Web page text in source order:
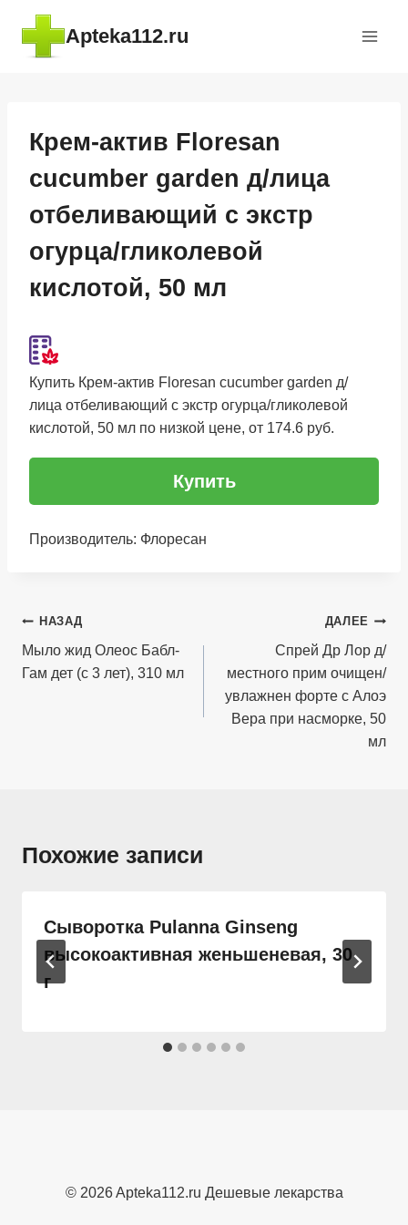
Перейти
содержимому
Apteka112.ru
Крем-актив Floresan
cucumber garden д/лица
отбеливающий с экстр
огурца/гликолевой
кислотой, 50 мл
Купить Крем-актив Floresan cucumber garden д/
лица отбеливающий с экстр огурца/гликолевой
кислотой, 50 мл по низкой цене, от 174.6 руб.
Купить
Производитель: Флоресан
Навигация
по
записям
НАЗАД
Мыло жид Олеос Бабл-
Гам дет (с 3 лет), 310 мл
ДАЛЕЕ
Спрей Др Лор д/
местного прим очищен/
увлажнен форте с Алоэ
Вера при насморке, 50
мл
Похожие записи
Сыворотка Pulanna Ginseng
высокоактивная женьшеневая, 30
г
© 2026 Apteka112.ru Дешевые лекарства